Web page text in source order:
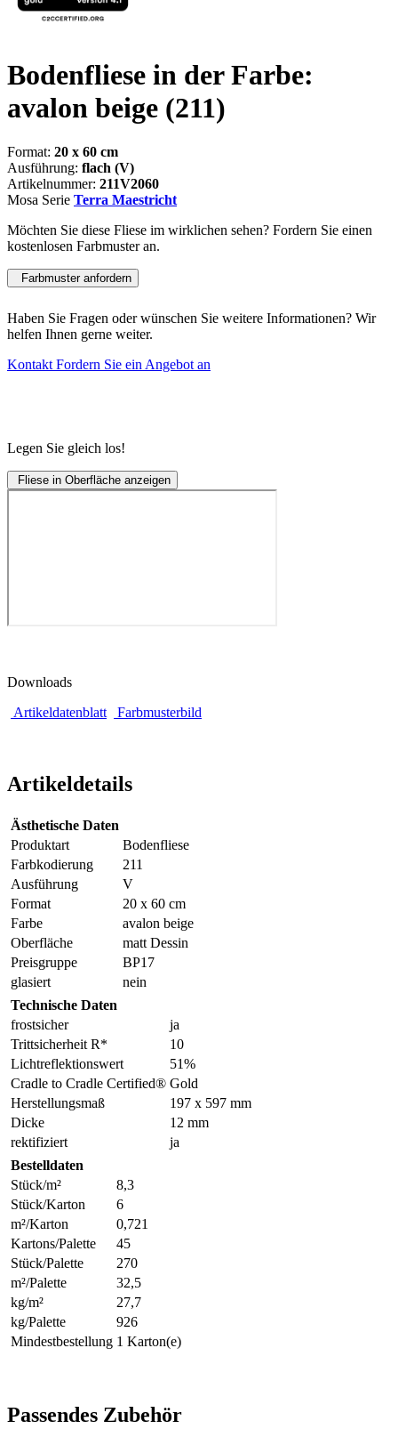
Bodenfliese in der Farbe:
avalon beige (211)
Format: 20 x 60 cm
Ausführung: flach (V)
Artikelnummer: 211V2060
Mosa Serie Terra Maestricht
Möchten Sie diese Fliese im wirklichen sehen? Fordern Sie einen
kostenlosen Farbmuster an.
Farbmuster anfordern
Haben Sie Fragen oder wünschen Sie weitere Informationen? Wir
helfen Ihnen gerne weiter.
Kontakt Fordern Sie ein Angebot an
Legen Sie gleich los!
Fliese in Oberfläche anzeigen
Downloads
Artikeldatenblatt
Farbmusterbild
Artikeldetails
Ästhetische Daten
Produktart
Bodenfliese
Farbkodierung
211
Ausführung
V
Format
20 x 60 cm
Farbe
avalon beige
Oberfläche
matt Dessin
Preisgruppe
BP17
glasiert
nein
Technische Daten
frostsicher
ja
Trittsicherheit R*
10
Lichtreflektionswert
51%
Cradle to Cradle Certified® Gold
Herstellungsmaß
197 x 597 mm
Dicke
12 mm
rektifiziert
ja
Bestelldaten
Stück/m²
8,3
Stück/Karton
6
m²/Karton
0,721
Kartons/Palette
45
Stück/Palette
270
m²/Palette
32,5
kg/m²
27,7
kg/Palette
926
Mindestbestellung 1 Karton(e)
Passendes Zubehör